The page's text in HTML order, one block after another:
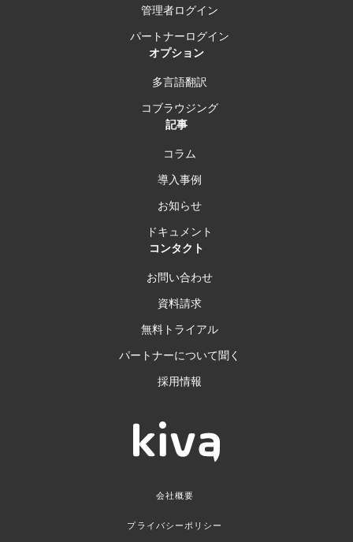
管理者ログイン
パートナーログイン
オプション
多言語翻訳
コブラウジング
記事
コラム
導入事例
お知らせ
ドキュメント
コンタクト
お問い合わせ
資料請求
無料トライアル
パートナーについて聞く
採用情報
会社概要
プライバシーポリシー